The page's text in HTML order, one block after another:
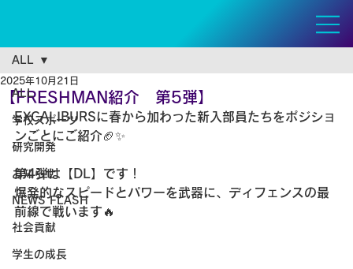
ALL
学校スポーツ
研究開発
お知らせ
NEWS FLASH
社会貢献
学生の成長
ALL
【FRESHMAN紹介 第5弾】
2025年10月21日
EXCALIBURSに春から加わった新入部員たちをポジショ
ンごとにご紹介🏈✨
第4弾は【DL】です！
爆発的なスピードとパワーを武器に、ディフェンスの最
前線で戦います🔥